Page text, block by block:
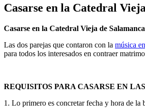
Casarse en la Catedral
Casarse en la Catedral Vieja de Salamanca
Las dos parejas que contaron con la música
para todos los interesados en contraer
REQUISITOS PARA CASARSE EN
1. Lo primero es concretar fecha y hora de la